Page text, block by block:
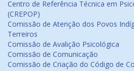
Centro de Referência Técnica em
(CREPOP)
Comissão de Atenção dos Povos
Terreiros
Comissão de Avalição Psicológica
Comissão de Comunicação
Comissão de Criação do Código de